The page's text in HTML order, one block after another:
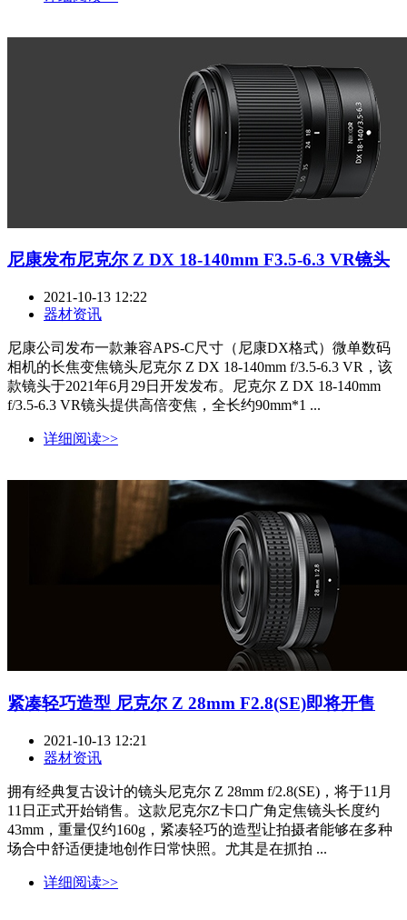
尼康发布尼克尔 Z DX 18-140mm F3.5-6.3 VR镜头
2021-10-13 12:22
器材资讯
尼康公司发布一款兼容APS-C尺寸（尼康DX格式）微单数码
相机的长焦变焦镜头尼克尔 Z DX 18-140mm f/3.5-6.3 VR，该
款镜头于2021年6月29日开发发布。尼克尔 Z DX 18-140mm
f/3.5-6.3 VR镜头提供高倍变焦，全长约90mm*1 ...
详细阅读>>
紧凑轻巧造型 尼克尔 Z 28mm F2.8(SE)即将开售
2021-10-13 12:21
器材资讯
拥有经典复古设计的镜头尼克尔 Z 28mm f/2.8(SE)，将于11月
11日正式开始销售。这款尼克尔Z卡口广角定焦镜头长度约
43mm，重量仅约160g，紧凑轻巧的造型让拍摄者能够在多种
场合中舒适便捷地创作日常快照。尤其是在抓拍 ...
详细阅读>>